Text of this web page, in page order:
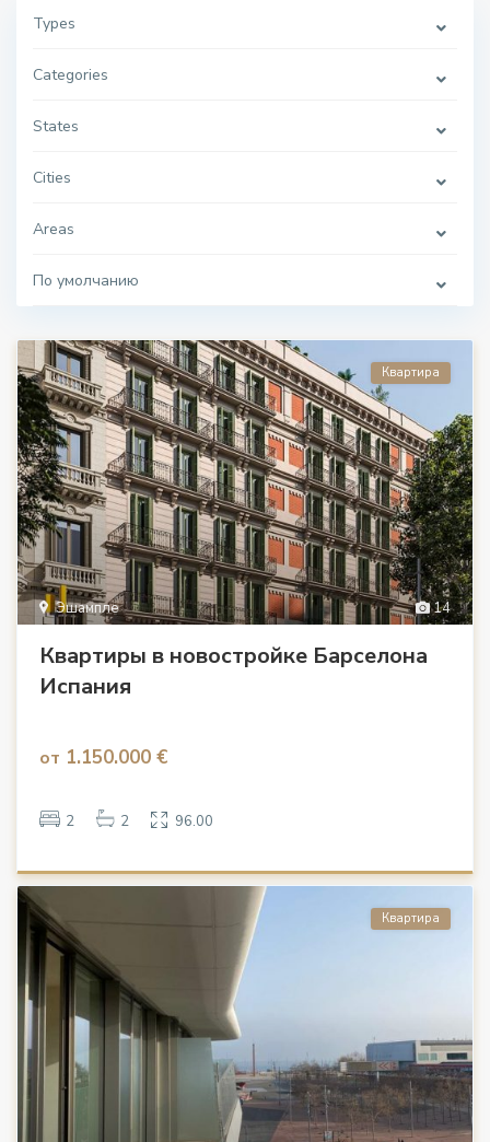
Types
Categories
States
Cities
Areas
По умолчанию
14
Эшампле
Квартира
Квартиры в новостройке Барселона
Испания
от 1.150.000 €
2 2 96.00
Квартира